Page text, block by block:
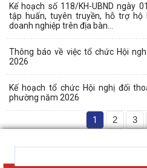
Kế hoạch số 118/KH-UBND ngày
tập huấn, tuyên truyền, hỗ trợ hộ
doanh nghiệp trên địa bàn...
Thông báo về việc tổ chức Hội
2026
Kế hoạch tổ chức Hội nghị đối
phường năm 2026
1 2 3